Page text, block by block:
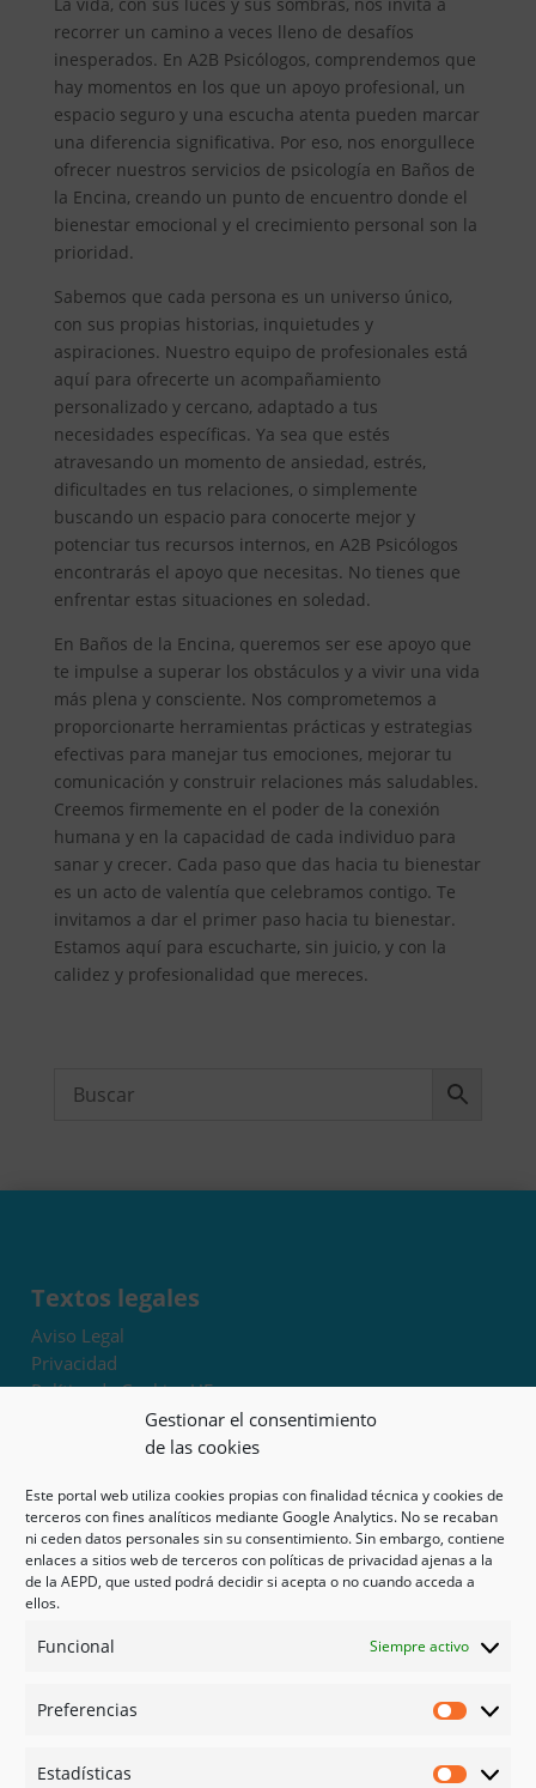
Gestionar el consentimiento
de las cookies
Este portal web utiliza cookies propias con finalidad técnica y cookies de
terceros con fines analíticos mediante Google Analytics. No se recaban
ni ceden datos personales sin su consentimiento. Sin embargo, contiene
enlaces a sitios web de terceros con políticas de privacidad ajenas a la
de la AEPD, que usted podrá decidir si acepta o no cuando acceda a
ellos.
Funcional Siempre activo
Preferencias
Estadísticas
recorrer un camino a veces lleno de desafíos
inesperados. En A2B Psicólogos, comprendemos que
hay momentos en los que un apoyo profesional, un
espacio seguro y una escucha atenta pueden marcar
una diferencia significativa. Por eso, nos enorgullece
ofrecer nuestros servicios de psicología en Baños de
la Encina, creando un punto de encuentro donde el
bienestar emocional y el crecimiento personal son la
prioridad.
Sabemos que cada persona es un universo único,
con sus propias historias, inquietudes y
aspiraciones. Nuestro equipo de profesionales está
aquí para ofrecerte un acompañamiento
personalizado y cercano, adaptado a tus
necesidades específicas. Ya sea que estés
atravesando un momento de ansiedad, estrés,
dificultades en tus relaciones, o simplemente
buscando un espacio para conocerte mejor y
potenciar tus recursos internos, en A2B Psicólogos
encontrarás el apoyo que necesitas. No tienes que
enfrentar estas situaciones en soledad.
En Baños de la Encina, queremos ser ese apoyo que
te impulse a superar los obstáculos y a vivir una vida
más plena y consciente. Nos comprometemos a
proporcionarte herramientas prácticas y estrategias
efectivas para manejar tus emociones, mejorar tu
comunicación y construir relaciones más saludables.
Creemos firmemente en el poder de la conexión
humana y en la capacidad de cada individuo para
sanar y crecer. Cada paso que das hacia tu bienestar
es un acto de valentía que celebramos contigo. Te
invitamos a dar el primer paso hacia tu bienestar.
Estamos aquí para escucharte, sin juicio, y con la
calidez y profesionalidad que mereces.
Textos legales
Aviso Legal
Privacidad
Política de Cookies UE
Términos y condiciones
Exoneración de responsabilidad
Mapa del sitio
Mi cuenta
Tienda
Psicología en Murcia
Guías
Redes sociales
Instagram